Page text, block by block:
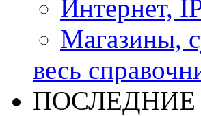
Интернет,
Магазины,
весь
ПОСЛЕДНИЕ